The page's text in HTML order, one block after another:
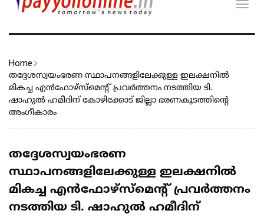
Home
തദ്ദേശസ്വയംഭരണ സ്ഥാപനങ്ങളിലേക്കുള്ള ഇലക്ഷനിൽ
മികച്ച എൻഫോഴ്‌സ്‌മെന്റ് പ്രവർത്തനം നടത്തിയ ടി.
ഷാഹുൽ ഹമീദിന് കോഴിക്കോട് ജില്ലാ ഭരണകൂടത്തിന്റെ
അംഗീകാരം
തദ്ദേശസ്വയംഭരണ
സ്ഥാപനങ്ങളിലേക്കുള്ള ഇലക്ഷനിൽ
മികച്ച എൻഫോഴ്‌സ്‌മെന്റ് പ്രവർത്തനം
നടത്തിയ ടി. ഷാഹുൽ ഹമീദിന്